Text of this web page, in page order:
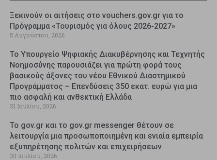
Ξεκινούν οι αιτήσεις στο vouchers.gov.gr για το
Πρόγραμμα «Τουρισμός για όλους 2026-2027»
5 Αυγούστου, 2026
Το Υπουργείο Ψηφιακής Διακυβέρνησης και Τεχνητής
Νοημοσύνης παρουσιάζει για πρώτη φορά τους
βασικούς άξονες του νέου Εθνικού Διαστημικού
Προγράμματος – Επενδύσεις 350 εκατ. ευρώ για μια
πιο ασφαλή και ανθεκτική Ελλάδα
31 Ιουλίου, 2026
Το gov.gr και το gov.gr messenger θέτουν σε
λειτουργία μια προσωποποιημένη και ενιαία εμπειρία
εξυπηρέτησης πολιτών και επιχειρήσεων
30 Ιουλίου, 2026